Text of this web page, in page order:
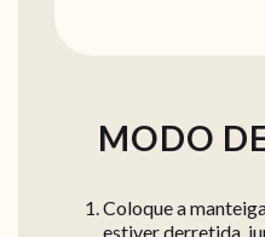
MODO
Coloque a
estiver derretida,